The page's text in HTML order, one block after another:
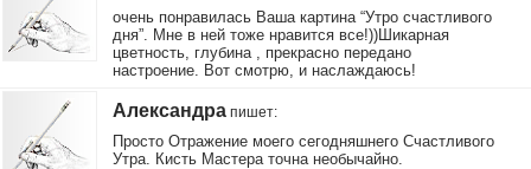
очень понравилась Ваша картина “Утро счастливого
дня”. Мне в ней тоже нравится все!))Шикарная
цветность, глубина , прекрасно передано
настроение. Вот смотрю, и наслаждаюсь!
Александра пишет:
Просто Отражение моего сегодняшнего Счастливого
Утра. Кисть Мастера точна необычайно.